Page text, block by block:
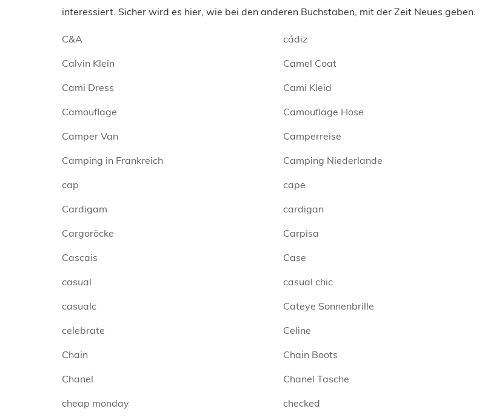
interessiert. Sicher wird es hier, wie bei den anderen Buchstaben, mit der Zeit Neues geben.
C&A cádiz
Calvin Klein
Camel Coat
Cami Dress
Cami Kleid
Camouflage
Camouflage Hose
Camper Van
Camperreise
Camping in Frankreich
Camping Niederlande
cap
cape
Cardigam
cardigan
Cargoröcke
Carpisa
Cascais
Case
casual
casual chic
casualc
Cateye Sonnenbrille
celebrate
Celine
Chain
Chain Boots
Chanel
Chanel Tasche
cheap monday
checked